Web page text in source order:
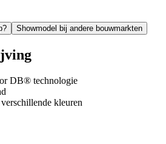
Showmodel bij andere bouwmarkten
DB® technologie
kleuren